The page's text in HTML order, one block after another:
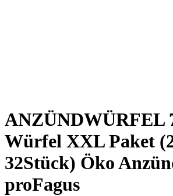
ANZÜNDWÜRFEL
Würfel XXL Paket
32Stück) Öko
proFagus